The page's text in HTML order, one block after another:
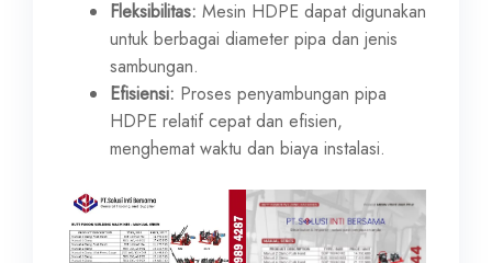
Fleksibilitas: Mesin HDPE dapat digunakan
untuk berbagai diameter pipa dan jenis
sambungan.
Efisiensi: Proses penyambungan pipa
HDPE relatif cepat dan efisien,
menghemat waktu dan biaya instalasi.